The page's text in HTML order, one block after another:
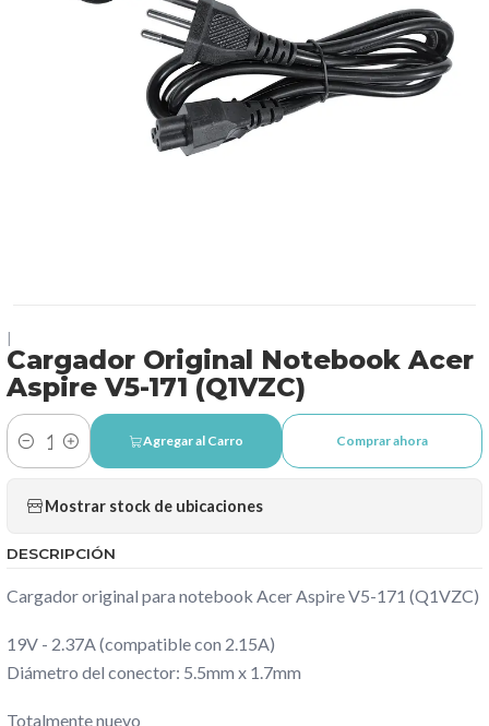
Cargador Original Notebook Acer
Aspire V5-171 (Q1VZC)
Cantidad
Agregar al Carro Comprar ahora
Mostrar stock de ubicaciones
DESCRIPCIÓN
Cargador original para notebook Acer Aspire V5-171 (Q1VZC)
19V - 2.37A (compatible con 2.15A)
Diámetro del conector: 5.5mm x 1.7mm
Totalmente nuevo